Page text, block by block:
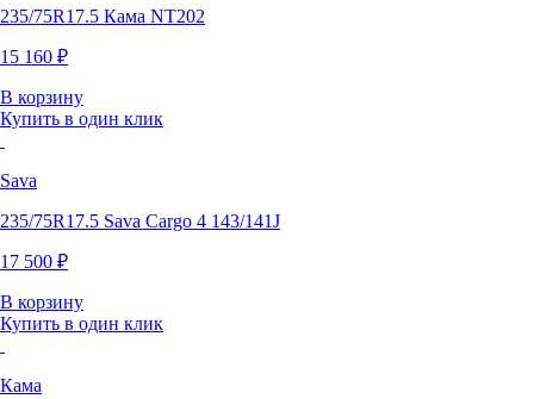
235/75R17.5 Кама NТ202
15 160 ₽
В корзину
Купить в один клик
Sava
235/75R17.5 Sava Cargo 4 143/141J
17 500 ₽
В корзину
Купить в один клик
Кама